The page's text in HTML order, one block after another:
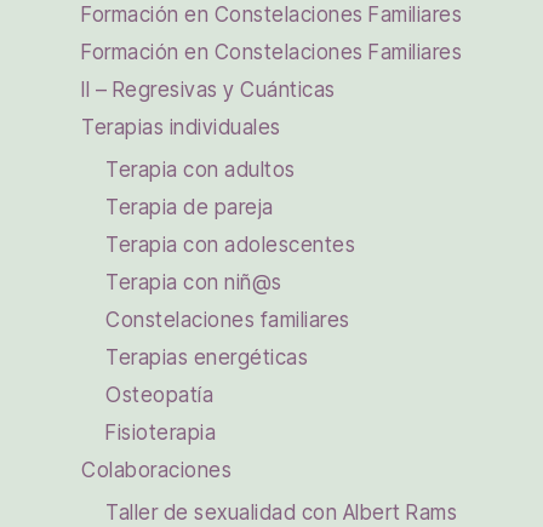
Formación en Constelaciones Familiares
Formación en Constelaciones Familiares
II – Regresivas y Cuánticas
Terapias individuales
Terapia con adultos
Terapia de pareja
Terapia con adolescentes
Terapia con niñ@s
Constelaciones familiares
Terapias energéticas
Osteopatía
Fisioterapia
Colaboraciones
Taller de sexualidad con Albert Rams